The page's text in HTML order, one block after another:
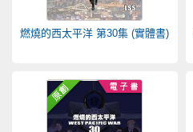
燃燒的西太平洋 第30集 (實體書)